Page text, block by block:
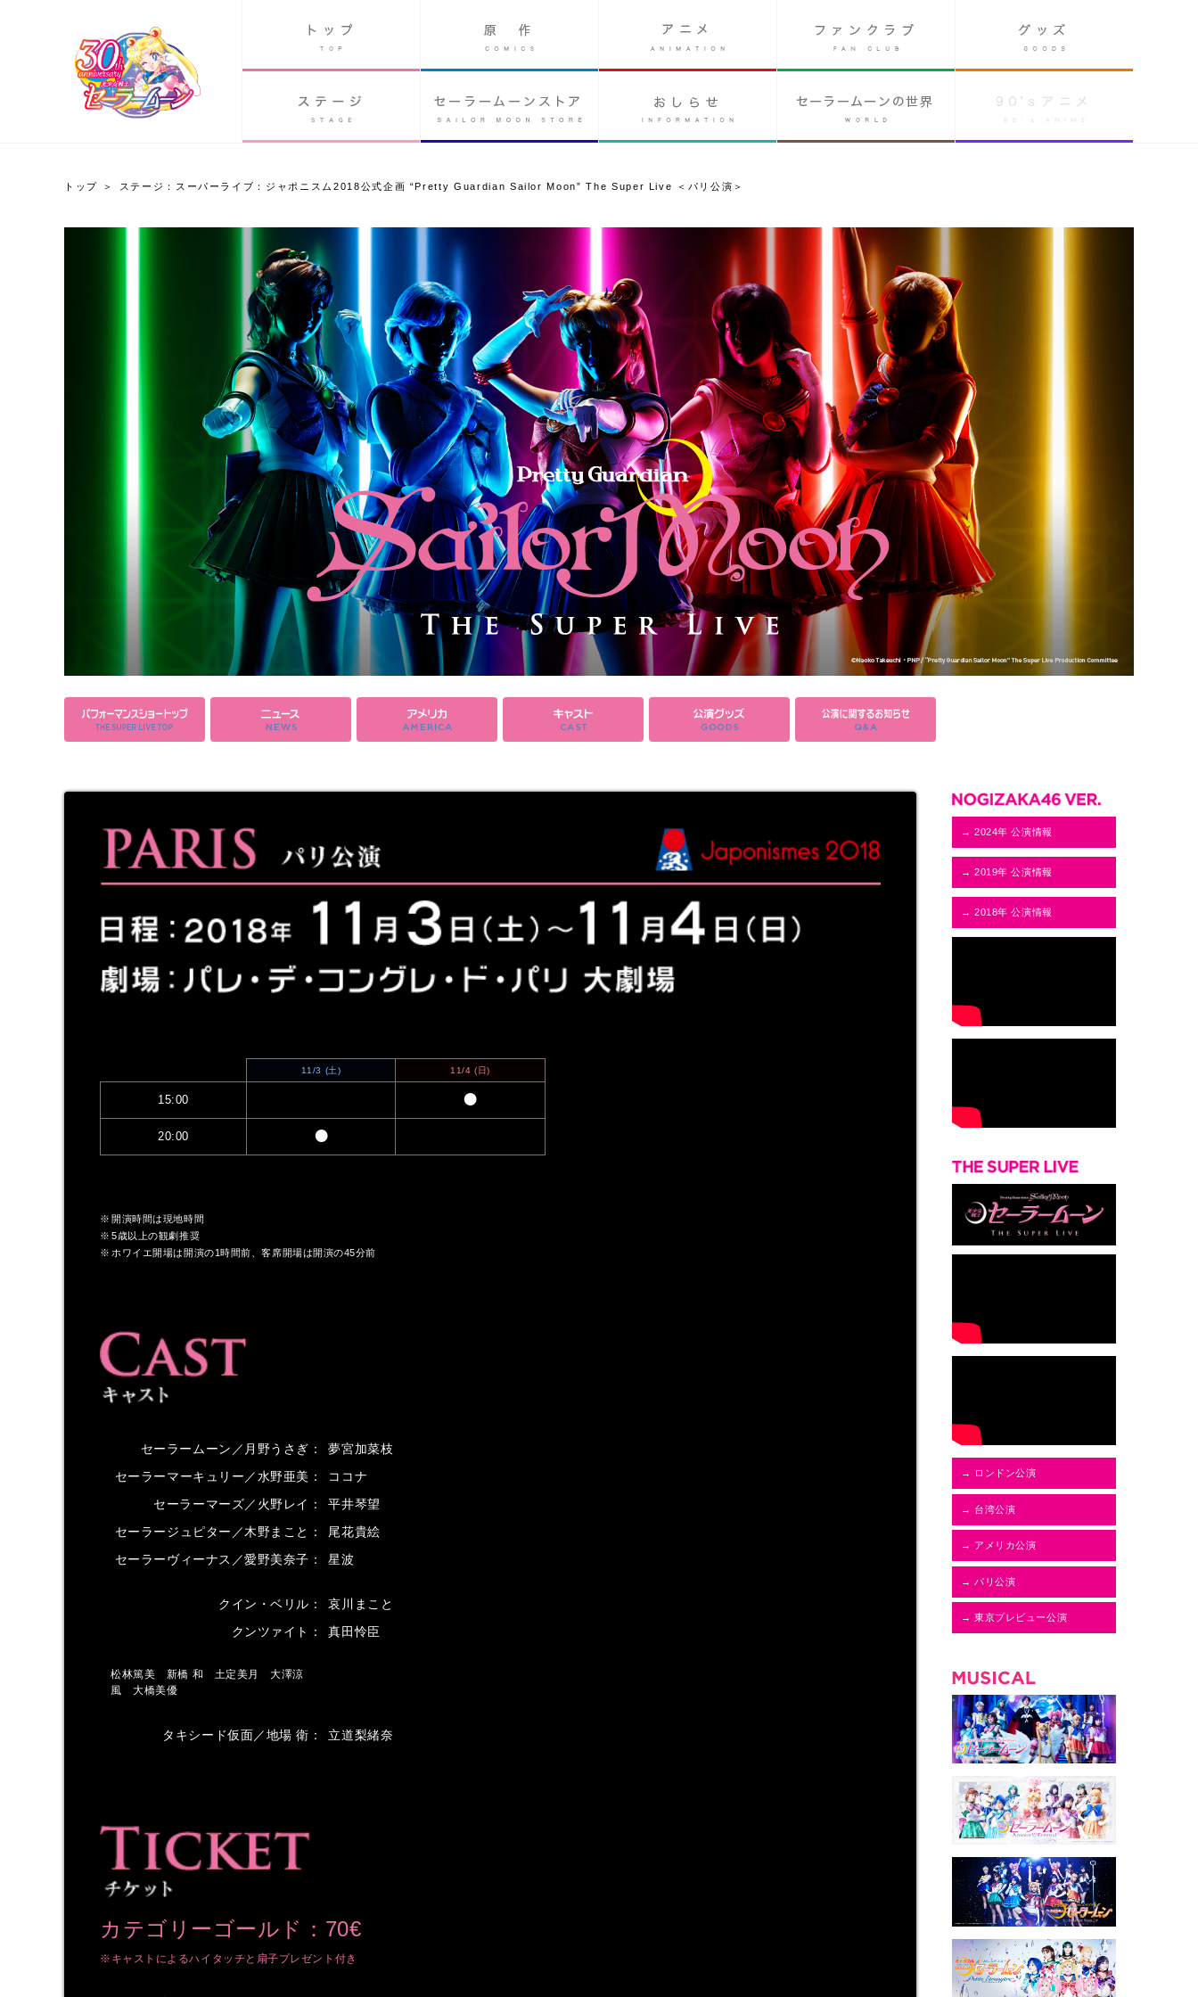
90's アニメPAST ANIME
トップ ステージ：スーパーライブ：ジャポニスム2018公式企画 “Pretty Guardian Sailor Moon” The Super Live ＜パリ公演＞
11/3 (土) 11/4 (日)
15:00 ●
20:00 ●
開演時間は現地時間
5歳以上の観劇推奨
ホワイエ開場は開演の1時間前、客席開場は開演の45分前
セーラームーン／月野うさぎ
夢宮加菜枝
セーラーマーキュリー／水野亜美
ココナ
セーラーマーズ／火野レイ
平井琴望
セーラージュピター／木野まこと
尾花貴絵
セーラーヴィーナス／愛野美奈子
星波
クイン・ベリル
哀川まこと
クンツァイト
真田怜臣
松林篤美 新橋 和 土定美月 大澤涼
風 大橋美優
タキシード仮面／地場 衛 立道梨緒奈
カテゴリーゴールド：70€
※キャストによるハイタッチと扇子プレゼント付き
NOGIZAKA46 VER.
→ 2024年 公演情報
→ 2019年 公演情報
→ 2018年 公演情報
→ ロンドン公演
→ 台湾公演
→ アメリカ公演
→ パリ公演
→ 東京プレビュー公演